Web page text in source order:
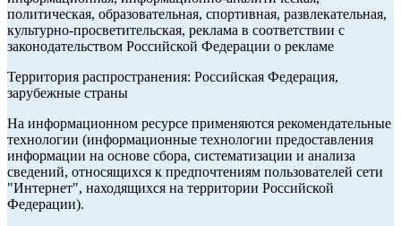
политическая, образовательная, спортивная, развлекательная,
культурно-просветительская, реклама в соответствии с
законодательством Российской Федерации о рекламе
Территория распространения: Российская Федерация,
зарубежные страны
На информационном ресурсе применяются рекомендательные
технологии (информационные технологии предоставления
информации на основе сбора, систематизации и анализа
сведений, относящихся к предпочтениям пользователей сети
"Интернет", находящихся на территории Российской
Федерации).